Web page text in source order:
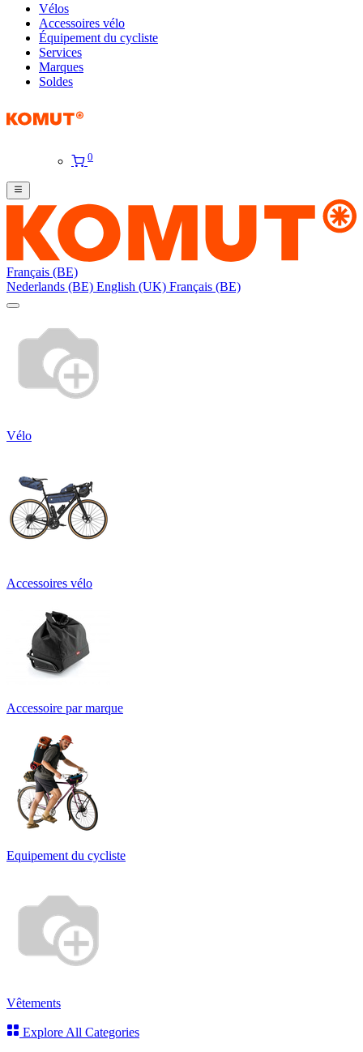
Vélos
Accessoires vélo
Équipement du cycliste
Services
Marques
Soldes
0
Français (BE)
Nederlands (BE) English (UK) Français (BE)
Vélo
Accessoires vélo
Accessoire par marque
Equipement du cycliste
Vêtements
Explore All Categories